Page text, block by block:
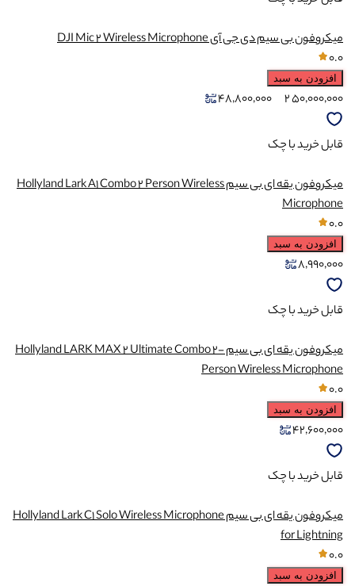
میکروفون بی سیم دی جی آی DJI Mic 2 Wireless Microphone
0.0
افزودن به سبد
50,000,000
2
48,800,000
قابل خرید با چک
میکروفون یقه ای بی سیم Hollyland Lark A1 Combo 2 Person Wireless
Microphone
0.0
افزودن به سبد
8,990,000
قابل خرید با چک
میکروفون یقه ای بی سیم Hollyland LARK MAX 2 Ultimate Combo 2-
Person Wireless Microphone
0.0
افزودن به سبد
42,600,000
قابل خرید با چک
میکروفون یقه ای بی سیم Hollyland Lark C1 Solo Wireless Microphone
for Lightning
0.0
افزودن به سبد